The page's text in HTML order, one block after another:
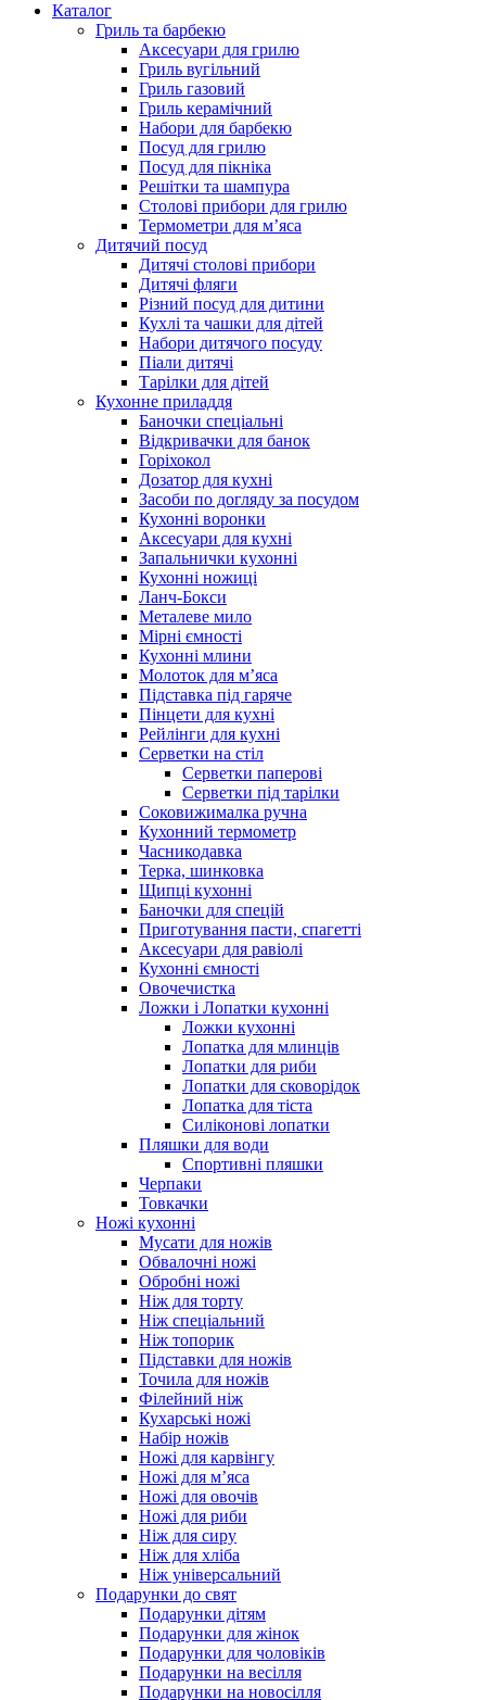
Каталог
Гриль та барбекю
Аксесуари для грилю
Гриль вугільний
Гриль газовий
Гриль керамічний
Набори для барбекю
Посуд для грилю
Посуд для пікніка
Решітки та шампура
Столові прибори для грилю
Термометри для м’яса
Дитячий посуд
Дитячі столові прибори
Дитячі фляги
Різний посуд для дитини
Кухлі та чашки для дітей
Набори дитячого посуду
Піали дитячі
Тарілки для дітей
Кухонне приладдя
Баночки спеціальні
Відкривачки для банок
Горіхокол
Дозатор для кухні
Засоби по догляду за посудом
Кухонні воронки
Аксесуари для кухні
Запальнички кухонні
Кухонні ножиці
Ланч-Бокси
Металеве мило
Мірні ємності
Кухонні млини
Молоток для м’яса
Підставка під гаряче
Пінцети для кухні
Рейлінги для кухні
Серветки на стіл
Серветки паперові
Серветки під тарілки
Соковижималка ручна
Кухонний термометр
Часникодавка
Терка, шинковка
Щипці кухонні
Баночки для спецій
Приготування пасти, спагетті
Аксесуари для равіолі
Кухонні ємності
Овочечистка
Ложки і Лопатки кухонні
Ложки кухонні
Лопатка для млинців
Лопатки для риби
Лопатки для сковорідок
Лопатка для тіста
Силіконові лопатки
Пляшки для води
Спортивні пляшки
Черпаки
Товкачки
Ножі кухонні
Мусати для ножів
Обвалочні ножі
Обробні ножі
Ніж для торту
Ніж спеціальний
Ніж топорик
Підставки для ножів
Точила для ножів
Філейний ніж
Кухарські ножі
Набір ножів
Ножі для карвінгу
Ножі для м’яса
Ножі для овочів
Ножі для риби
Ніж для сиру
Ніж для хліба
Ніж універсальний
Подарунки до свят
Подарунки дітям
Подарунки для жінок
Подарунки для чоловіків
Подарунки на весілля
Подарунки на новосілля